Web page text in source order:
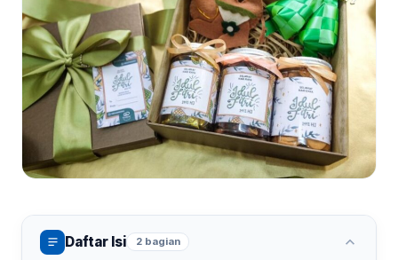
Daftar Isi 2 bagian